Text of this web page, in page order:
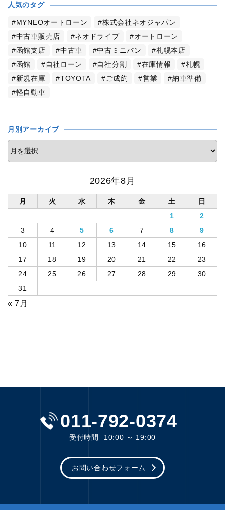
人気のタグ
MYNEOオートローン
株式会社ネオジャパン
中古車販売店
ネオドライブ
オートローン
函館支店
中古車 中古ミニバン
札幌本店
函館
自社ローン 自社分割 在庫情報
札幌
新規在庫
TOYOTA ご成約 営業
納車準備
軽自動車
月別アーカイブ
2026年8月
月 火 水 木 金 土
日
1
2
3
4 5 6 7 8
9
10
11 12 13 14 15
16
17
18 19 20 21 22
23
24
25 26 27 28 29
30
31
« 7月
011-792-0374
受付時間 10:00 ～ 19:00
お問い合わせフォーム